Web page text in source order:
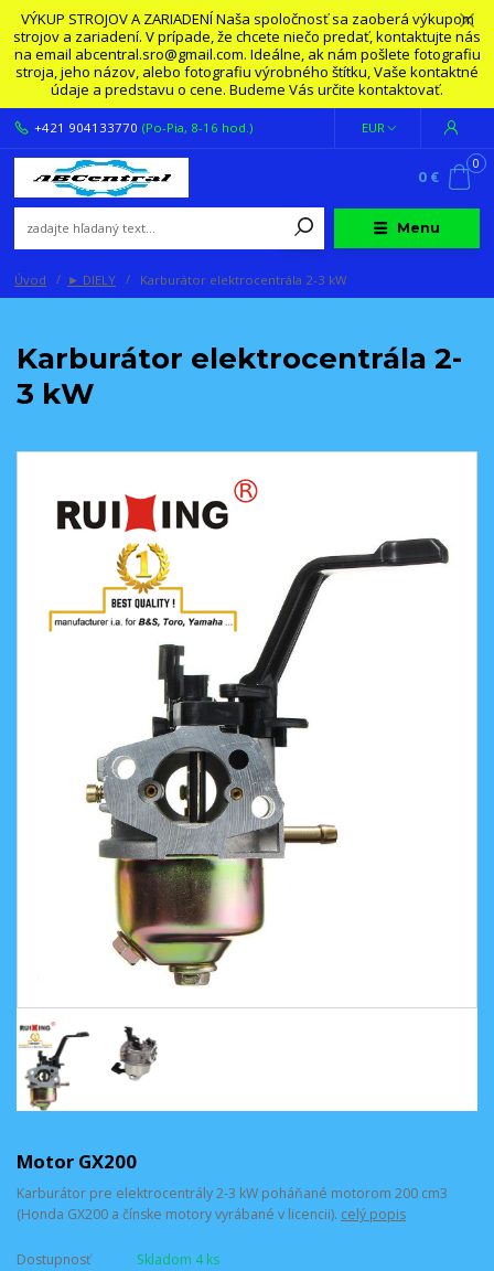
VÝKUP STROJOV A ZARIADENÍ Naša spoločnosť sa zaoberá výkupom
strojov a zariadení. V prípade, že chcete niečo predať, kontaktujte nás
na email abcentral.sro@gmail.com. Ideálne, ak nám pošlete fotografiu
stroja, jeho názov, alebo fotografiu výrobného štítku, Vaše kontaktné
údaje a predstavu o cene. Budeme Vás určite kontaktovať.
Menu
EUR
+421 904133770 (Po-Pia, 8-16 hod.)
0
0 €
Úvod ► DIELY Karburátor elektrocentrála 2-3 kW
Karburátor elektrocentrála 2-
3 kW
Motor GX200
Karburátor pre elektrocentrály 2-3 kW poháňané motorom 200 cm3
(Honda GX200 a čínske motory vyrábané v licencii). celý popis
Dostupnosť
Skladom 4 ks